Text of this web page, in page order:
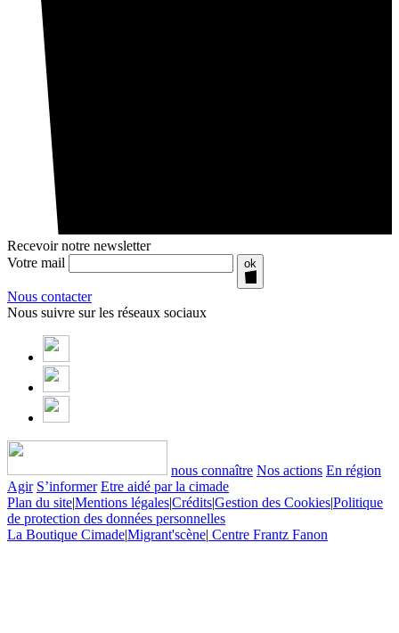
Recevoir notre newsletter
Votre mail
ok
Nous contacter
Nous suivre sur les réseaux sociaux
nous connaître Nos actions En région
Agir S’informer Etre aidé par la cimade
Plan du site|Mentions légales|Crédits|Gestion des Cookies|Politique
de protection des données personnelles
La Boutique Cimade|Migrant'scène| Centre Frantz Fanon